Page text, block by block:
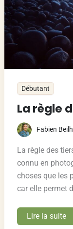
Débutant
La règle
Fabien
La règle des
connu en
choses que les
car elle permet
La
règle
Lire la suite